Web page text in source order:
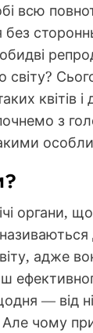
всю
світу?
квітів
з
органи,
адже
— від
Але чому